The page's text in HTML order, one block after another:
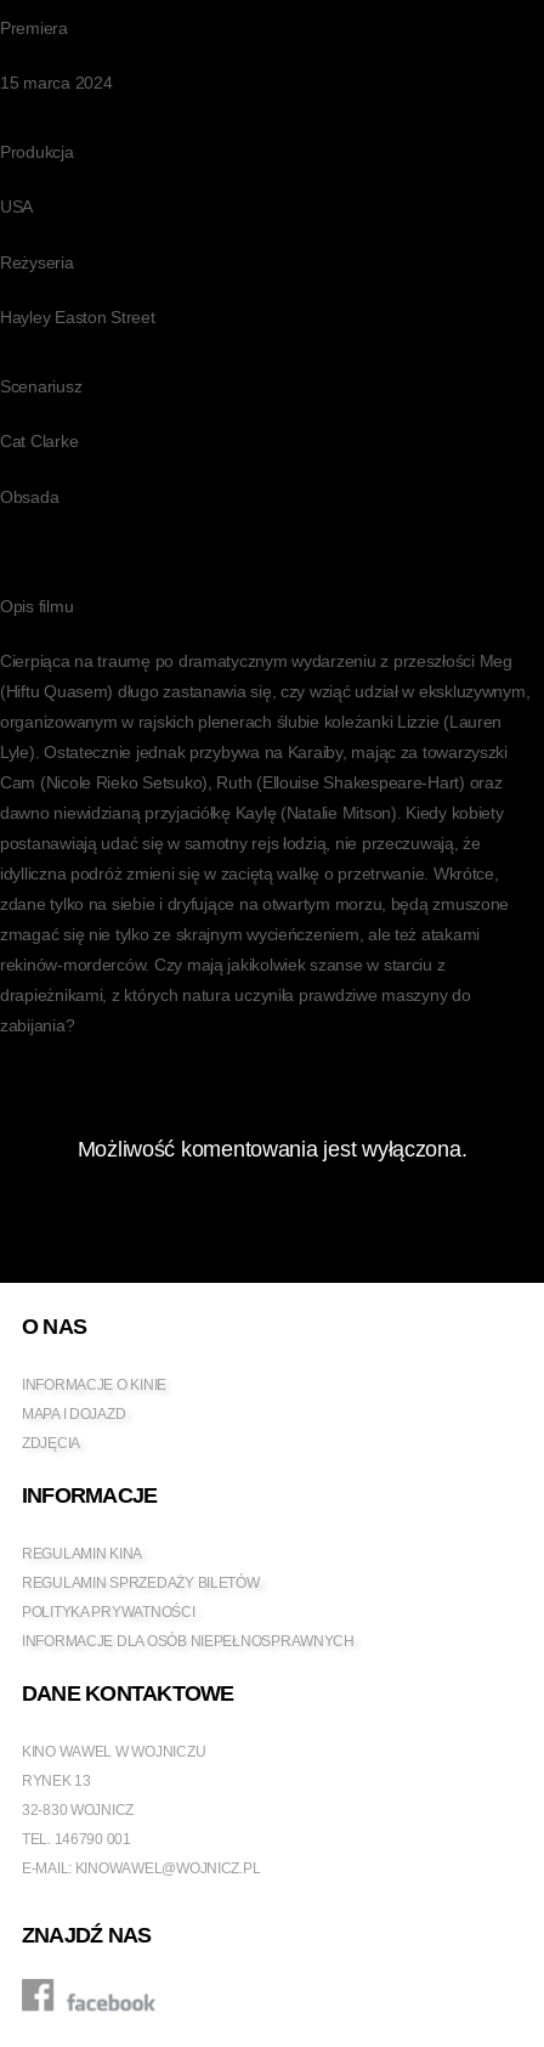
Premiera
15 marca 2024
Produkcja
USA
Reżyseria
Hayley Easton Street
Scenariusz
Cat Clarke
Obsada
Opis filmu
Cierpiąca na traumę po dramatycznym wydarzeniu z przeszłości Meg
(Hiftu Quasem) długo zastanawia się, czy wziąć udział w ekskluzywnym,
organizowanym w rajskich plenerach ślubie koleżanki Lizzie (Lauren
Lyle). Ostatecznie jednak przybywa na Karaiby, mając za towarzyszki
Cam (Nicole Rieko Setsuko), Ruth (Ellouise Shakespeare-Hart) oraz
dawno niewidzianą przyjaciółkę Kaylę (Natalie Mitson). Kiedy kobiety
postanawiają udać się w samotny rejs łodzią, nie przeczuwają, że
idylliczna podróż zmieni się w zaciętą walkę o przetrwanie. Wkrótce,
zdane tylko na siebie i dryfujące na otwartym morzu, będą zmuszone
zmagać się nie tylko ze skrajnym wycieńczeniem, ale też atakami
rekinów-morderców. Czy mają jakikolwiek szanse w starciu z
drapieżnikami, z których natura uczyniła prawdziwe maszyny do
zabijania?
Możliwość komentowania jest wyłączona.
O NAS
INFORMACJE O KINIE
MAPA I DOJAZD
ZDJĘCIA
INFORMACJE
REGULAMIN KINA
REGULAMIN SPRZEDAŻY BILETÓW
POLITYKA PRYWATNOŚCI
INFORMACJE DLA OSÓB NIEPEŁNOSPRAWNYCH
DANE KONTAKTOWE
KINO WAWEL W WOJNICZU
RYNEK 13
32-830 WOJNICZ
TEL. 146790 001
E-MAIL: KINOWAWEL@WOJNICZ.PL
ZNAJDŹ NAS